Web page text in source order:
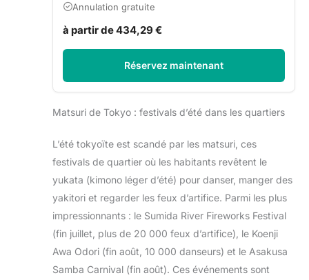
Annulation gratuite
à partir de 434,29 €
Réservez maintenant
Matsuri de Tokyo : festivals d’été dans les quartiers
L’été tokyoïte est scandé par les matsuri, ces
festivals de quartier où les habitants revêtent le
yukata (kimono léger d’été) pour danser, manger des
yakitori et regarder les feux d’artifice. Parmi les plus
impressionnants : le Sumida River Fireworks Festival
(fin juillet, plus de 20 000 feux d’artifice), le Koenji
Awa Odori (fin août, 10 000 danseurs) et le Asakusa
Samba Carnival (fin août). Ces événements sont